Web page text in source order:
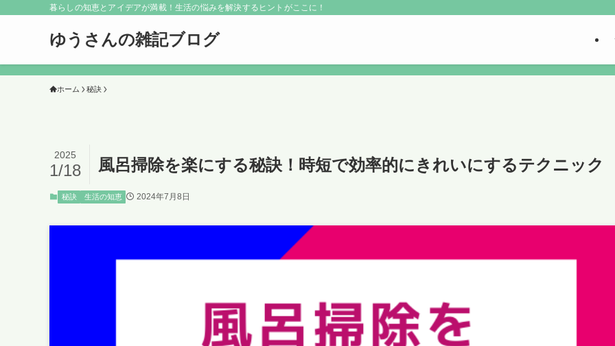
暮らしの知恵とアイデアが満載！生活の悩みを解決するヒントがここに！
ゆうさんの雑記ブログ
ホーム 秘訣
風呂掃除を楽にする秘訣！時短で効率的にきれいにするテクニック
2025
1/18
秘訣 生活の知恵 2024年7月8日